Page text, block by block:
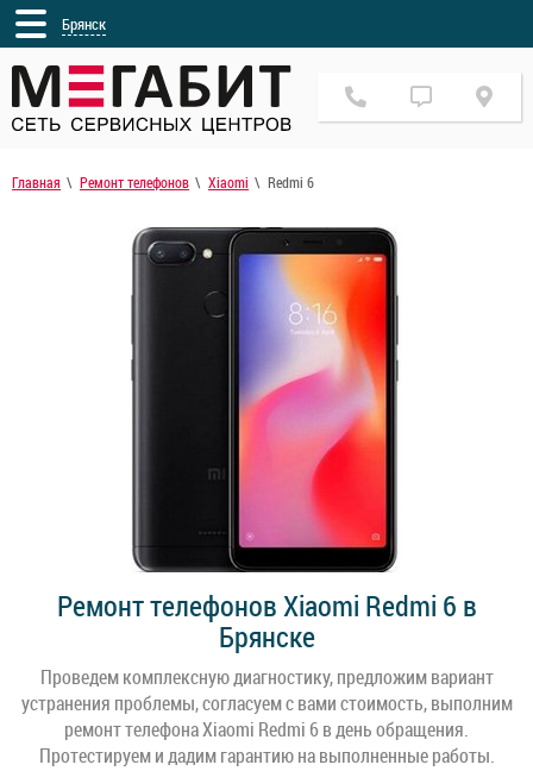
Брянск
Главная Ремонт телефонов Xiaomi Redmi 6
Ремонт телефонов Xiaomi Redmi 6 в
Брянске
Проведем комплексную диагностику, предложим вариант
устранения проблемы, согласуем с вами стоимость, выполним
ремонт телефона Xiaomi Redmi 6 в день обращения.
Протестируем и дадим гарантию на выполненные работы.